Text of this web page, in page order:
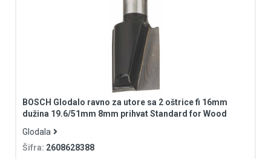
BOSCH Glodalo ravno za utore sa 2 oštrice fi 16mm
dužina 19.6/51mm 8mm prihvat Standard for Wood
Glodala
Šifra: 2608628388